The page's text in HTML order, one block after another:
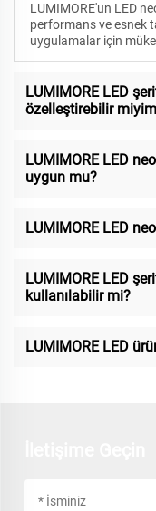
LUMIMORE'un LED
performans ve esnek
uygulamalar için
LUMIMORE LED
özelleştirebilir
LUMIMORE LED
uygun mu?
LUMIMORE LED
LUMIMORE LED
kullanılabilir mi?
LUMIMORE LED